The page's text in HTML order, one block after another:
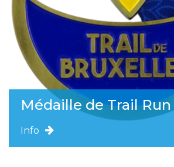
Médaille de Trail Run
Info